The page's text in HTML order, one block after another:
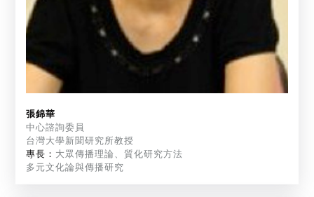
張錦華
中心諮詢委員
台灣大學新聞研究所教授
專長： 大眾傳播理論、質化研究方法
多元文化論與傳播研究